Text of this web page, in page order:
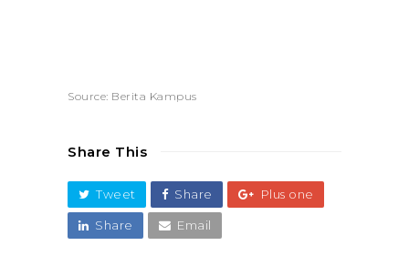
Source: Berita Kampus
Share This
Tweet Share Plus one
Share Email